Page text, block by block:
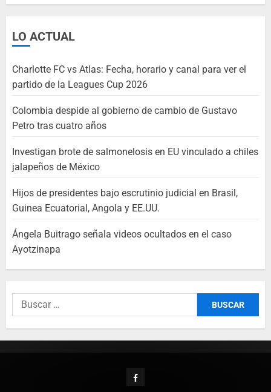
LO ACTUAL
Charlotte FC vs Atlas: Fecha, horario y canal para ver el
partido de la Leagues Cup 2026
Colombia despide al gobierno de cambio de Gustavo
Petro tras cuatro años
Investigan brote de salmonelosis en EU vinculado a chiles
jalapeños de México
Hijos de presidentes bajo escrutinio judicial en Brasil,
Guinea Ecuatorial, Angola y EE.UU.
Ángela Buitrago señala videos ocultados en el caso
Ayotzinapa